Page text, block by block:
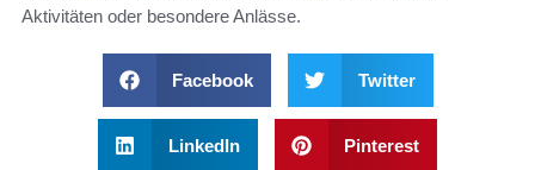
Aktivitäten oder besondere Anlässe.
Facebook Twitter
LinkedIn Pinterest